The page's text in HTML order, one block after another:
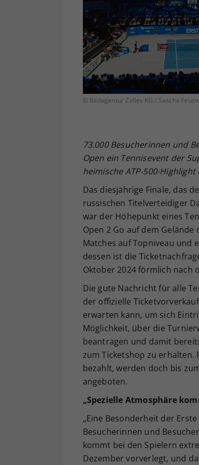
© Bildagentur Zolles KG / Sascha
73.000 Besucherinnen und
Open ein Tennisevent der
heimische ATP-500-
Das diesjährige Finale, das
russischen Titelverteidiger
war der Höhepunkt eines
Open 2 Go auf dem
Matches auf Topniveau und
dessen ist die
Oktober 2024 förmlich nach
Die gute Nachricht für alle
der offizielle
erwarten kann, um sich
Möglichkeit, über die
beantragen und damit
zum Ticketshop zu erhalten.
bezahlt, werden doch bis
angeboten.
„Spezielle Atmosphäre
„Eine Besonderheit der
Besucherinnen und
kommt bei den Spielern
Dezember vorverlegt, und